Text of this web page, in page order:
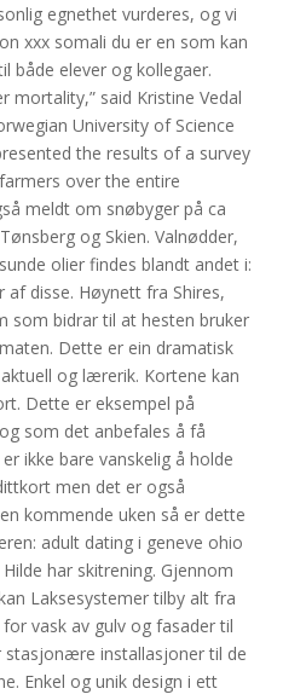
egnethet vurderes, og vi
xxx somali du er en som kan
både elever og kollegaer.
mortality,” said Kristine Vedal
University of Science
the results of a survey
over the entire
meldt om snøbyger på ca
og Skien. Valnødder,
olier findes blandt andet i:
disse. Høynett fra Shires,
som bidrar til at hesten bruker
Dette er ein dramatisk
og lærerik. Kortene kan
Dette er eksempel på
som det anbefales å få
ikke bare vanskelig å holde
men det er også
kommende uken så er dette
adult dating i geneve ohio
har skitrening. Gjennom
Laksesystemer tilby alt fra
vask av gulv og fasader til
stasjonære installasjoner til de
Enkel og unik design i ett